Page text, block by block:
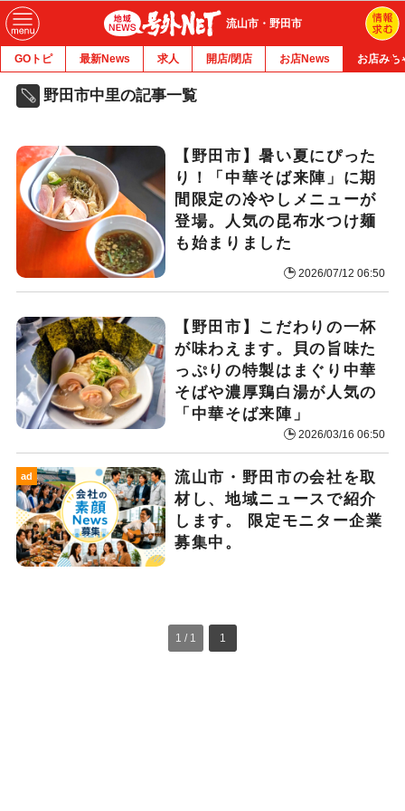
流山市・野田市
GOトピ 最新News 求人 開店/閉店 お店News お店みち
野田市中里の記事一覧
【野田市】暑い夏にぴった
り！「中華そば来陣」に期
間限定の冷やしメニューが
登場。人気の昆布水つけ麺
も始まりました
2026/07/12 06:50
【野田市】こだわりの一杯
が味わえます。貝の旨味た
っぷりの特製はまぐり中華
そばや濃厚鶏白湯が人気の
「中華そば来陣」
2026/03/16 06:50
ad
流山市・野田市の会社を取
材し、地域ニュースで紹介
します。 限定モニター企業
募集中。
1 / 1 1